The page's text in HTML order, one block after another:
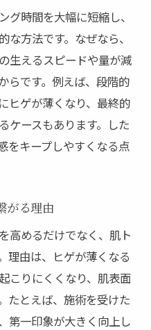
ぶ理由を解説
満足度の差を知る
の選び方ガイド
ポイントとは
ン比較のコツ
き安全性とは
効果的な通い方
の不安を解消
すめの脱毛方法
ップを目指す理由
日の時短効果
グ時間を大幅に短縮し、
方法です。なぜなら、
生えるスピードや量が減
らです。例えば、段階的
ヒゲが薄くなり、最終的
ケースもあります。した
をキープしやすくなる点
がる理由
高めるだけでなく、肌ト
理由は、ヒゲが薄くなる
こりにくくなり、肌表面
たとえば、施術を受けた
第一印象が大きく向上し